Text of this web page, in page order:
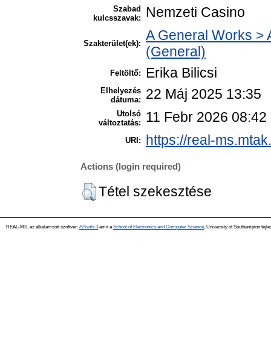
Szabad
kulcsszavak:
Nemzeti Casino
Szakterület(ek):
A General Works >
(General)
Feltöltő: Erika Bilicsi
Elhelyezés
dátuma:
22 Máj 2025 13:35
Utolsó
változtatás:
11 Febr 2026 08:42
URI: https://real-
Actions (login required)
Tétel szekesztése
REAL-MS, az alkalamzott szoftver: EPrints 3amit a School of Electronics and Computer Science , University of Southampton